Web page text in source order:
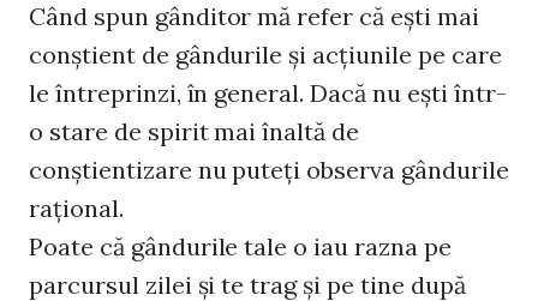
Când spun gânditor mă refer că eşti mai
conştient de gândurile şi acţiunile pe care
le întreprinzi, în general. Dacă nu eşti într-
o stare de spirit mai înaltă de
conştientizare nu puteţi observa gândurile
raţional.
Poate că gândurile tale o iau razna pe
parcursul zilei şi te trag şi pe tine după